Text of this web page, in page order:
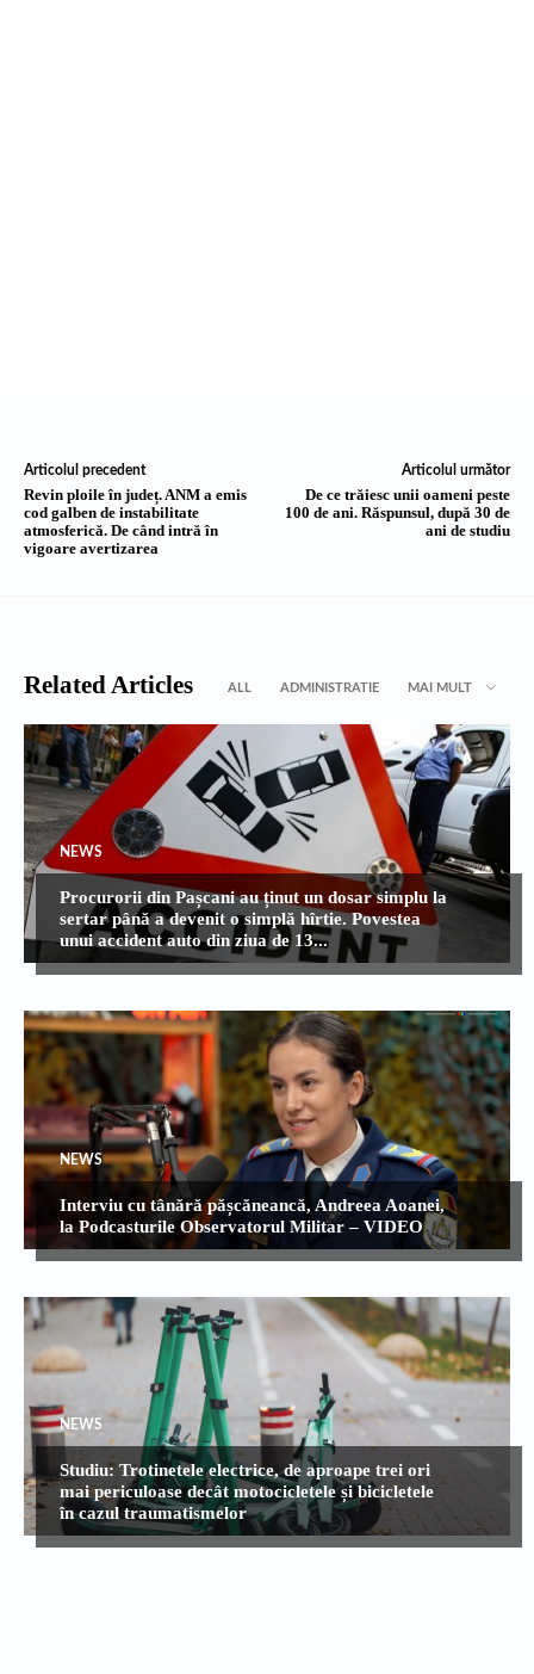
Articolul precedent
Revin ploile în județ. ANM a emis
cod galben de instabilitate
atmosferică. De când intră în
vigoare avertizarea
Articolul următor
De ce trăiesc unii oameni peste
100 de ani. Răspunsul, după 30 de
ani de studiu
Related Articles ALL ADMINISTRATIE MAI MULT
NEWS
Procurorii din Pașcani au ținut un dosar simplu la
sertar până a devenit o simplă hîrtie. Povestea
unui accident auto din ziua de 13...
NEWS
Interviu cu tânără pășcăneancă, Andreea Aoanei,
la Podcasturile Observatorul Militar – VIDEO
NEWS
Studiu: Trotinetele electrice, de aproape trei ori
mai periculoase decât motocicletele și bicicletele
în cazul traumatismelor